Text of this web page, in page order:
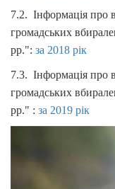
7.2. Інформація про
громадських
рр.": за 2018 рік
7.3. Інформація про
громадських
рр." : за 2019 рік